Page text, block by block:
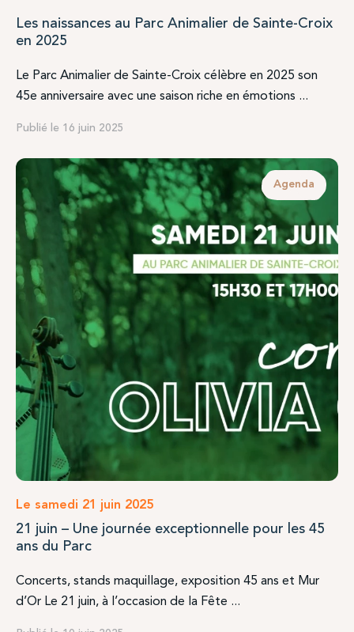
Les naissances au Parc Animalier de Sainte-Croix
en 2025
Le Parc Animalier de Sainte-Croix célèbre en 2025 son
45e anniversaire avec une saison riche en émotions ...
Publié le 16 juin 2025
Agenda
Le samedi 21 juin 2025
21 juin – Une journée exceptionnelle pour les 45
ans du Parc
Concerts, stands maquillage, exposition 45 ans et Mur
d’Or Le 21 juin, à l’occasion de la Fête ...